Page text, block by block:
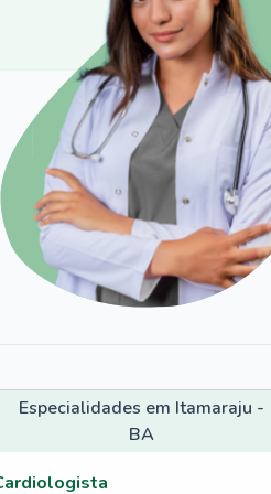
Especialidades em Itamaraju -
BA